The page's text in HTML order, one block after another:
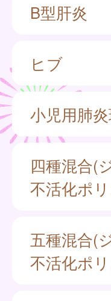
B型肝炎
ヒブ
小児用肺
四種混合(
不活化ポ
五種混合(
不活化ポ